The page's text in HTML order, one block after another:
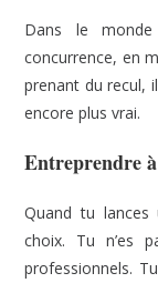
Dans le
concurrence, en
prenant du recul,
encore plus vrai.
Entreprendre
Quand tu
choix. Tu n’es
professionnels.